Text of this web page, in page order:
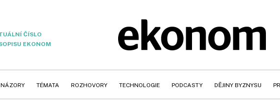
ČÍSLO
EKONOM
NÁZORY TÉMATA ROZHOVORY TECHNOLOGIE PODCASTY DĚJINY BYZNYSU